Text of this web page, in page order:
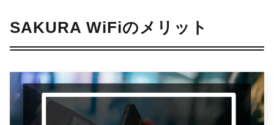
SAKURA WiFiのメリット